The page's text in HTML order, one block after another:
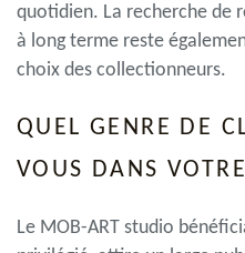
quotidien. La recherche de
à long terme reste
choix des collectionneurs.
QUEL GENRE DE
VOUS DANS
Le MOB-ART studio